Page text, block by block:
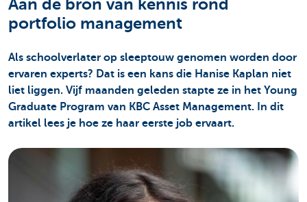
Aan de bron van kennis rond
portfolio management
Als schoolverlater op sleeptouw genomen worden door
ervaren experts? Dat is een kans die Hanise Kaplan niet
liet liggen. Vijf maanden geleden stapte ze in het Young
Graduate Program van KBC Asset Management. In dit
artikel lees je hoe ze haar eerste job ervaart.